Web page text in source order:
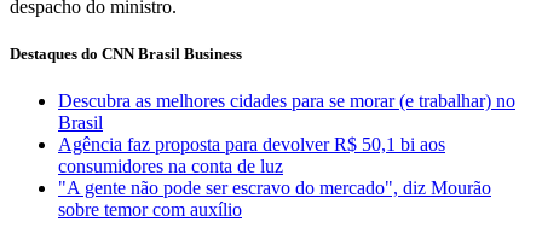
despacho do ministro.
Destaques do CNN Brasil Business
Descubra as melhores cidades para se morar (e trabalhar) no
Brasil
Agência faz proposta para devolver R$ 50,1 bi aos
consumidores na conta de luz
"A gente não pode ser escravo do mercado", diz Mourão
sobre temor com auxílio